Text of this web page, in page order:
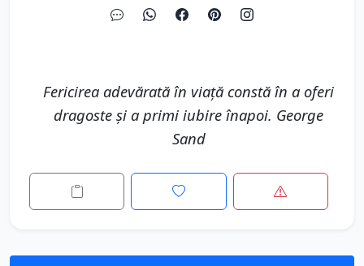
Fericirea adevărată în viață constă în a oferi
dragoste și a primi iubire înapoi. George
Sand